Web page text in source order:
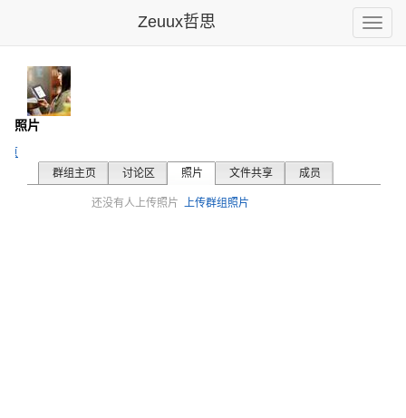
Toggle
Zeuux哲思
- 照片
页
群组主页
讨论区 照片 文件共享 成员
还没有人上传照片 上传群组照片